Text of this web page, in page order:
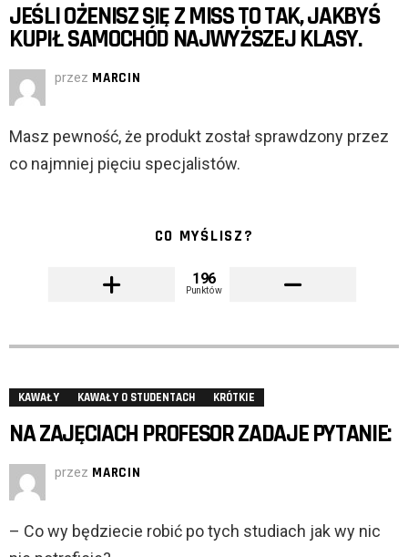
JEŚLI OŻENISZ SIĘ Z MISS TO TAK, JAKBYŚ
KUPIŁ SAMOCHÓD NAJWYŻSZEJ KLASY.
przez MARCIN
Masz pewność, że produkt został sprawdzony przez
co najmniej pięciu specjalistów.
CO MYŚLISZ?
196
Punktów
KAWAŁY KAWAŁY O STUDENTACH KRÓTKIE
NA ZAJĘCIACH PROFESOR ZADAJE PYTANIE:
przez MARCIN
– Co wy będziecie robić po tych studiach jak wy nic